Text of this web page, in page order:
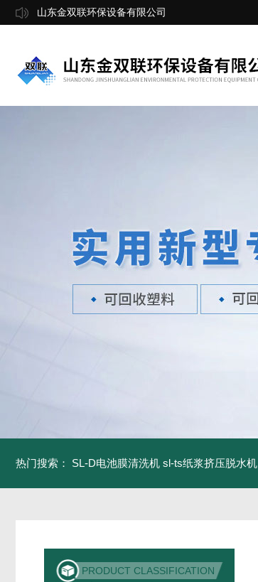
山东金双联环保设备有限公司
热门搜索： SL-D电池膜清洗机 sl-ts纸浆挤压脱水机
PRODUCT CLASSIFICATION